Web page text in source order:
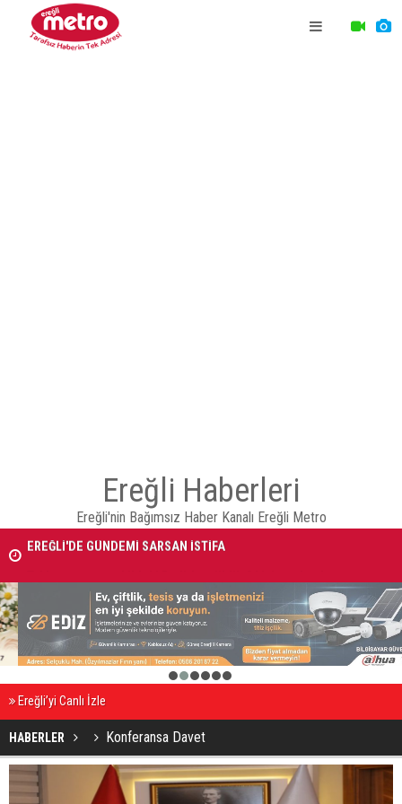
Ereğli Haberleri
Ereğli'nin Bağımsız Haber Kanalı Ereğli Metro
EREĞLİ'DE GÜNDEMİ SARSAN İSTİFA
2 3 4 5 6
Ereğli’yi Canlı İzle
HABERLER Konferansa Davet